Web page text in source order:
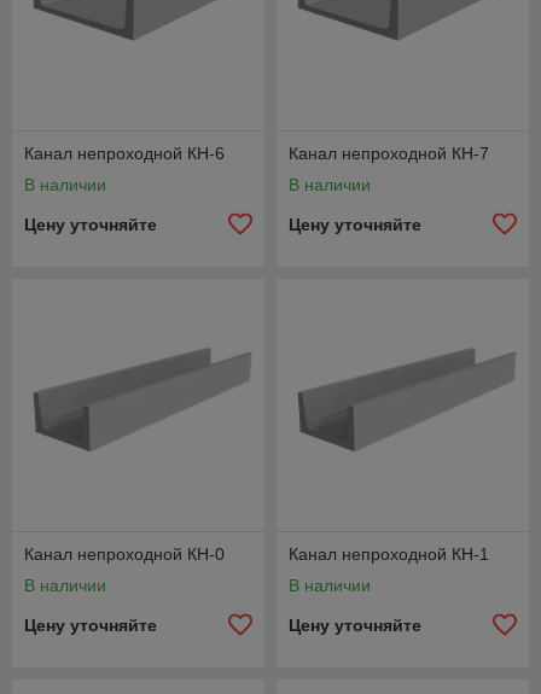
Канал непроходной КН-6
В наличии
Цену уточняйте
Канал непроходной КН-7
В наличии
Цену уточняйте
Канал непроходной КН-0
В наличии
Цену уточняйте
Канал непроходной КН-1
В наличии
Цену уточняйте